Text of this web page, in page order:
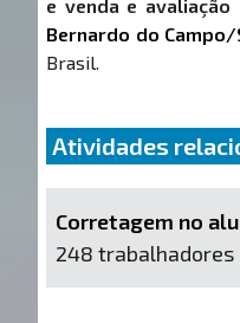
e venda e avaliação
Bernardo do Campo/
Brasil.
Atividades
Corretagem no
248 trabalhadores